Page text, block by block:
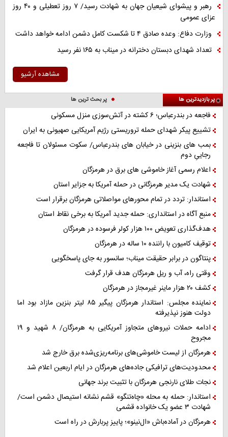
رهبر و پیشوای شیعیان جهان به شهادت رسید/ ۷ روز تعطیلی و ۴۰ روز
عزای عمومی
وزارت دفاع: وعده صادق ۴ تا شکست کامل دشمن ادامه خواهد داشت
تعداد شهدای دبستان دخترانه در میناب به ۱۶۵ نفر رسید
مشاهده آرشیو
پر بازدیدترین ها پر بحث ترین ها
فاجعه در بندرعباس؛ ۶ کشته در آتش‌سوزی منزل مسکونی
تشییع پیکر شهدای حمله تروریستی رژیم آمریکایی صهیونی به ایران
بمب های بنزینی در خیابان های بندرعباس/ سکوت مسئولان تا فاجعه
رجاییِ دوم
اعلام رسمی آغاز خاموشی های برق در هرمزگان
شهادت یک مدیر هرمزگانی در حمله آمریکا به جزایر استان
استاندار: تردد در تمام محورهای مواصلاتی هرمزگان برقرار است
منبع آگاه در استانداری: حمله جدید آمریکا به برخی نقاط استان
هدف‌گذاری تعویض ۱۰۰ هزار کولر فرسوده در هرمزگان
توقیف کامیون با راننده ۱۰ ساله در هرمزگان
پنتاگون در برابر حقیقت میناب؛ سانسور به جای پاسخگویی
وقتی راه، آب و ریل هرمزگان هدف قرار گرفت
کشف ۲۰ هزار ماینر غیرمجاز در هرمزگان
نماینده مجلس: استاندار هرمزگان پیگیر ۸۵ لیتر بنزین مازاد بود اما
دولت هنوز نپذیرفته
ادامه حملات نیروهای متجاوز آمریکایی به هرمزگان/ ۸ شهید و ۱۹
مجروح
هرمزگان از لیست خاموشی‌های برنامه‌ریزی‌شده برق خارج شد
محدودیت‌های ترافیکی جاده‌های هرمزگان در ایام اربعین اعلام شد
نجات طلای نارنجی هرمزگان با تثبیت برند جهانی
استاندار: حمله به محله «چاه‌تنگو» قشم نشانه استیصال دشمن است/
شهادت ۳ عضو یک خانواده قشمی
هرمزگان در آماده‌باش «ال‌نینو»؛ پاییز پربارش در راه است